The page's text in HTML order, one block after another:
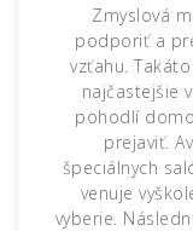
Zmyslová
podporiť a
vzťahu.
najčastejšie
pohodlí
prejaviť.
špeciálnych
venuje
vyberie.